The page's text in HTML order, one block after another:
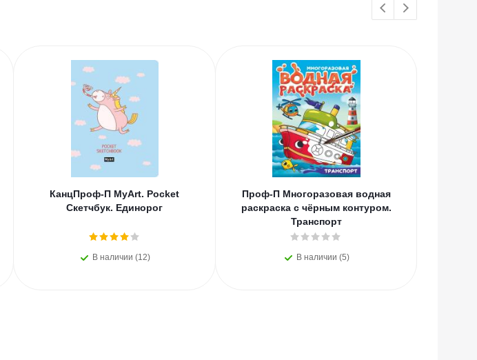
КанцПроф-П MyArt. Pocket
Скетчбук. Единорог
В наличии (12)
Проф-П Многоразовая водная
раскраска с чёрным контуром.
Транспорт
В наличии (5)